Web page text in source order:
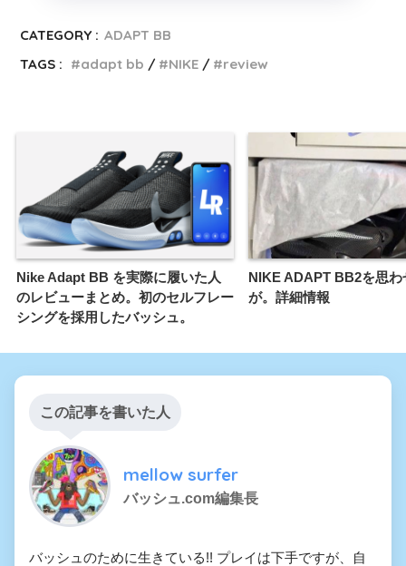
CATEGORY : ADAPT BB
TAGS :
adapt bb NIKE review
Nike Adapt BB を実際に履いた人
のレビューまとめ。初のセルフレー
シングを採用したバッシュ。
NIKE ADAPT BB2を思わ
が。詳細情報
この記事を書いた人
mellow surfer
バッシュ.com編集長
バッシュのために生きている!! プレイは下手ですが、自